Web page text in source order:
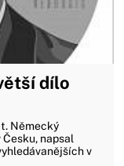
dílo
Německý
napsal
v